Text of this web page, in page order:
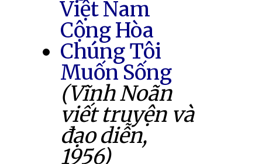
Việt Nam
Cộng Hòa
Chúng Tôi
Muốn Sống
(Vĩnh Noãn
viết truyện và
đạo diễn,
1956)